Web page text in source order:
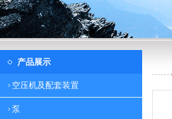
产品展示
空压机及配套装置
泵